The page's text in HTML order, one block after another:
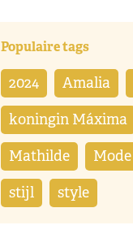
Populaire tags
2024 Amalia
koningin Máxima
Mathilde Mode
stijl style